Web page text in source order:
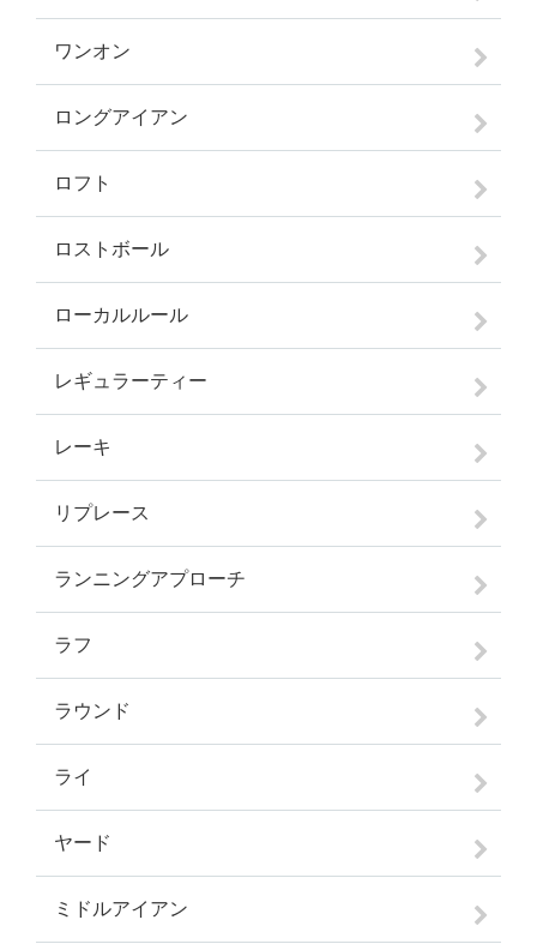
ワンオン
ロングアイアン
ロフト
ロストボール
ローカルルール
レギュラーティー
レーキ
リプレース
ランニングアプローチ
ラフ
ラウンド
ライ
ヤード
ミドルアイアン